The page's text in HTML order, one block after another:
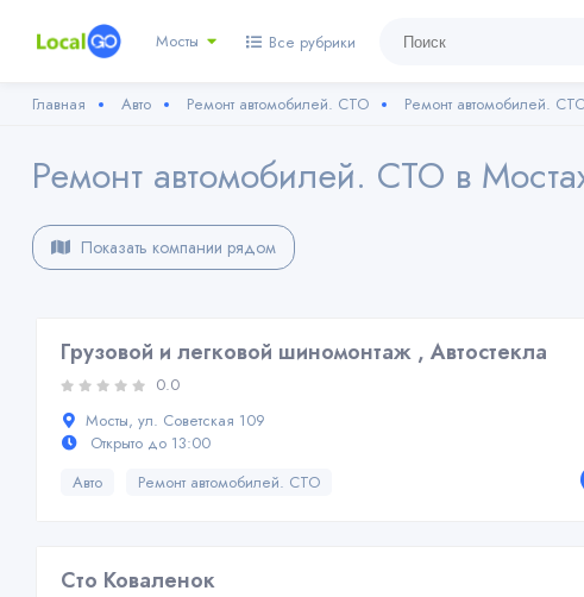
Мосты Все рубрики
Главная Авто Ремонт автомобилей. СТО Ремонт автомобилей.
Ремонт автомобилей. СТО в
Показать компании рядом
Грузовой и легковой шиномонтаж , Автостекла
0.0
Мосты, ул. Советская 109
Открыто до 13:00
Авто
Ремонт автомобилей. СТО
Сто Коваленок